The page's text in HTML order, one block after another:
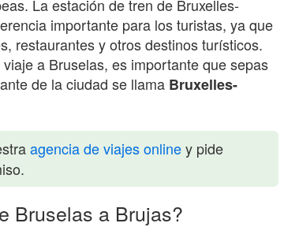
La estación de tren de Bruxelles-
importante para los turistas, ya que
restaurantes y otros destinos turísticos.
a Bruselas, es importante que sepas
de la ciudad se llama Bruxelles-
agencia de viajes onliney pide
Bruselas a Brujas?